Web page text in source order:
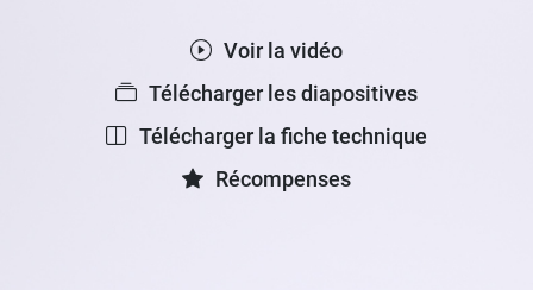
Voir la vidéo
Télécharger les diapositives
Télécharger la fiche technique
Récompenses